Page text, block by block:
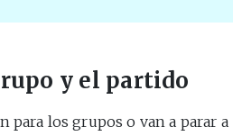
y el partido
para los grupos o van a parar a